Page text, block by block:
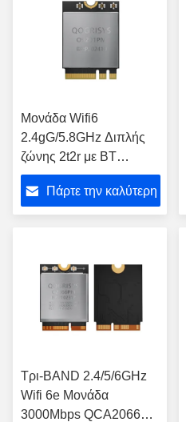
Μονάδα Wifi6
2.4gG/5.8GHz Διπλής
ζώνης 2t2r με BT
1200mbps Μονάδα Wifi
O9201PM
Πάρτε την καλύτερη
Τρι-BAND 2.4/5/6GHz
Wifi 6e Μονάδα
3000Mbps QCA2066